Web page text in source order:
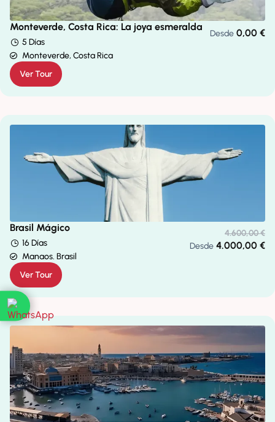
Monteverde, Costa Rica: La joya esmeralda
5 Días
Monteverde, Costa Rica
Desde 0,00 €
Ver Tour
Brasil Mágico
16 Días
Manaos. Brasil
4.600,00€
Desde 4.000,00 €
Ver Tour